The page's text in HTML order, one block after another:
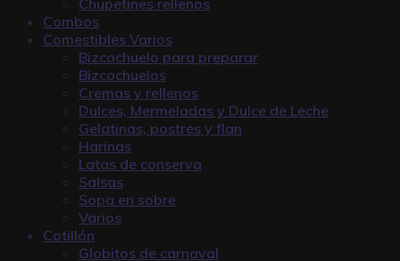
Combos
Comestibles Varios
Bizcochuelo para preparar
Bizcochuelos
Cremas y rellenos
Dulces, Mermeladas y Dulce de Leche
Gelatinas, postres y flan
Harinas
Latas de conserva
Salsas
Sopa en sobre
Varios
Cotillón
Globitos de carnaval